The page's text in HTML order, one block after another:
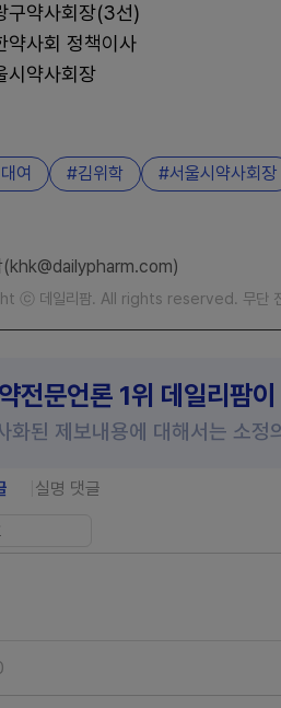
구약사회장(3선)
약사회 정책이사
시약사회장
여 김위학 서울시약사회장
(khk@dailypharm.com)
ⓒ 데일리팜. All rights reserved. 무단 전
전문언론 1위 데일리팜
화된 제보내용에 대해서는 소정
실명 댓글